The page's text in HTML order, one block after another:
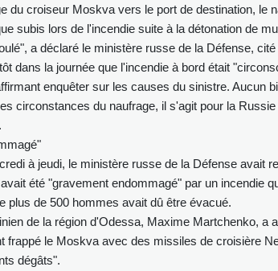
du croiseur Moskva vers le port de destination, le
subis lors de l'incendie suite à la détonation de
a déclaré le ministère russe de la Défense,
dans la journée que l'incendie à bord était
enquêter sur les causes du sinistre. Aucun
circonstances du naufrage, il s'agit pour la
à jeudi, le ministère russe de la Défense avait
été "gravement endommagé" par un incendie
plus de 500 hommes avait dû être évacué.
de la région d'Odessa, Maxime Martchenko, a
frappé le Moskva avec des missiles de croisière
dégâts".